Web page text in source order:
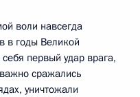
воли навсегда
в годы Великой
первый удар врага,
сражались
уничтожали